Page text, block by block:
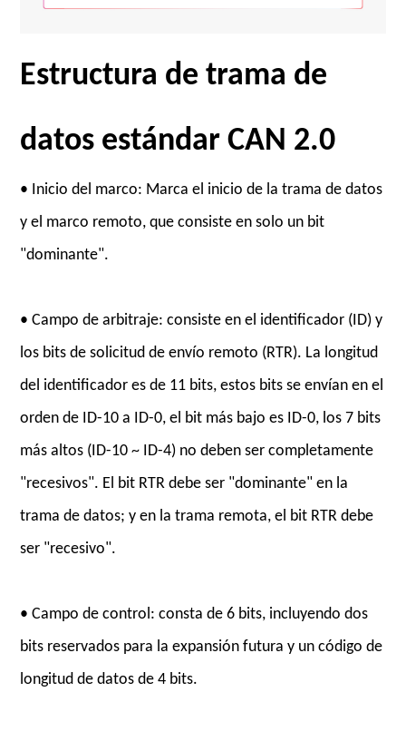
Estructura de trama de
datos estándar CAN 2.0
• Inicio del marco: Marca el inicio de la trama de datos
y el marco remoto, que consiste en solo un bit
"dominante".
• Campo de arbitraje: consiste en el identificador (ID) y
los bits de solicitud de envío remoto (RTR). La longitud
del identificador es de 11 bits, estos bits se envían en el
orden de ID-10 a ID-0, el bit más bajo es ID-0, los 7 bits
más altos (ID-10 ~ ID-4) no deben ser completamente
"recesivos". El bit RTR debe ser "dominante" en la
trama de datos; y en la trama remota, el bit RTR debe
ser "recesivo".
• Campo de control: consta de 6 bits, incluyendo dos
bits reservados para la expansión futura y un código de
longitud de datos de 4 bits.